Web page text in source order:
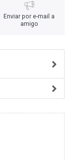
Enviar por e-mail a
amigo